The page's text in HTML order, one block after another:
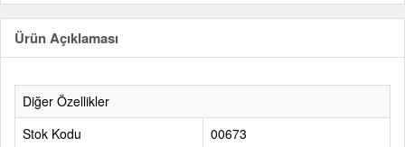
Ürün Açıklaması
Diğer Özellikler
Stok Kodu
00673